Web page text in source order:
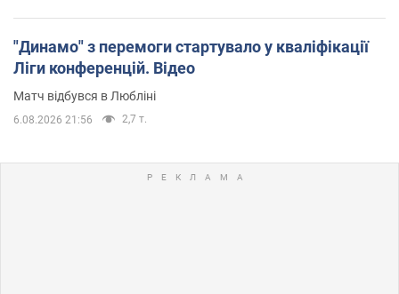
"Динамо" з перемоги стартувало у кваліфікації
Ліги конференцій. Відео
Матч відбувся в Любліні
6.08.2026 21:56 2,7 т.